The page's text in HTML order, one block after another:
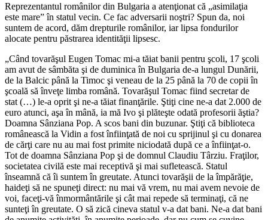
Reprezentantul românilor din Bulgaria a atenţionat că „asimilaţia
este mare” în statul vecin. Ce fac adversarii noştri? Spun da, noi
suntem de acord, dăm drepturile românilor, iar lipsa fondurilor
alocate pentru păstrarea identităţii lipsesc.
„Când tovarăşul Eugen Tomac mi-a tăiat banii pentru şcoli, 17 şcoli
am avut de sâmbăta şi de duminica în Bulgaria de-a lungul Dunării,
de la Balcic până la Timoc şi veneau de la 25 până la 70 de copii în
şcoală să înveţe limba română. Tovarăşul Tomac fiind secretar de
stat (…) le-a oprit şi ne-a tăiat finanţările. Ştiţi cine ne-a dat 2.000 de
euro atunci, aşa în mână, ia mă Ivo şi plăteşte odată profesorii ăştia?
Doamna Sânziana Pop. A scos bani din buzunar. Ştiţi că biblioteca
românească la Vidin a fost înfiinţată de noi cu sprijinul şi cu donarea
de cărţi care nu au mai fost primite niciodată după ce a înfiinţat-o.
Tot de doamna Sânziana Pop şi de domnul Claudiu Târziu. Fraţilor,
societatea civilă este mai receptivă şi mai sufletească. Statul
înseamnă că îi suntem în greutate. Atunci tovarăşii de la împărăţie,
haideţi să ne spuneţi direct: nu mai vă vrem, nu mai avem nevoie de
voi, faceţi-vă înmormântările şi cât mai repede să terminaţi, că ne
sunteţi în greutate. O să zică cineva statul v-a dat bani. Ne-a dat bani